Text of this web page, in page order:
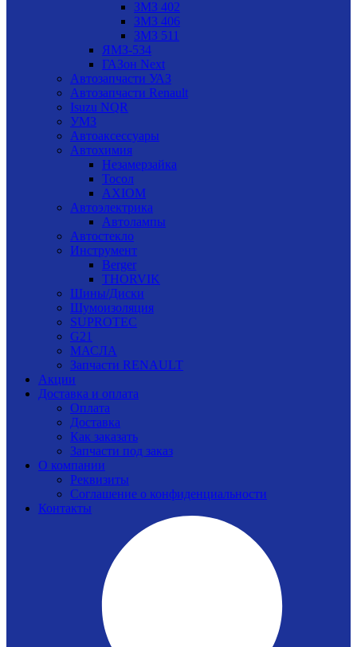
ЗМЗ 402
ЗМЗ 406
ЗМЗ 511
ЯМЗ-534
ГАЗон Next
Автозапчасти УАЗ
Автозапчасти Renault
Isuzu NQR
УМЗ
Автоаксессуары
Автохимия
Незамерзайка
Тосол
AXIOM
Автоэлектрика
Автолампы
Автостекло
Инструмент
Berger
THORVIK
Шины/Диски
Шумоизоляция
SUPROTEC
G21
МАСЛА
Запчасти RENAULT
Акции
Доставка и оплата
Оплата
Доставка
Как заказать
Запчасти под заказ
О компании
Реквизиты
Соглашение о конфиденциальности
Контакты